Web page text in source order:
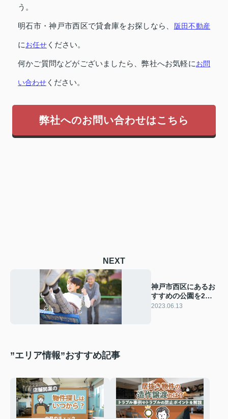
う。
明石市・神戸市西区で貸倉庫をお探しなら、 阪田不動産
にお任せ ください。
何かご質問などがございましたら、弊社へお気軽にお問
い合わせ ください。
弊社へのお問い合わせはこちら
NEXT
神戸市西区にあるお
すすめの公園を2選
ご紹介！
2023.06.13
”エリア情報”おすすめ記事